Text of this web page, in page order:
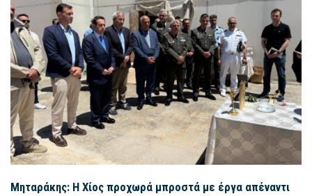
Μηταράκης: Η Χίος προχωρά μπροστά με έργα απέναντι